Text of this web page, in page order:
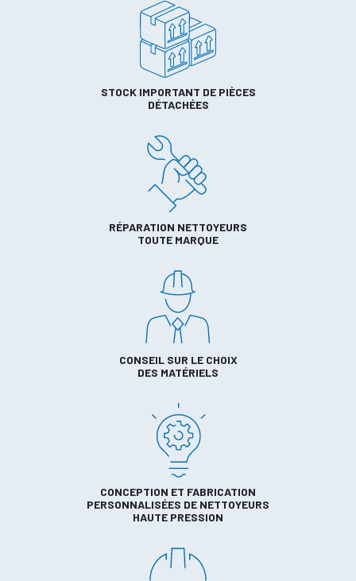
STOCK IMPORTANT DE PIÈCES
DÉTACHÉES
RÉPARATION NETTOYEURS
TOUTE MARQUE
CONSEIL SUR LE CHOIX
DES MATÉRIELS
CONCEPTION ET FABRICATION
PERSONNALISÉES DE NETTOYEURS
HAUTE PRESSION